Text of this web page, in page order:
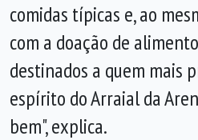
comidas típicas e, ao
com a doação de
destinados a quem mais
espírito do Arraial da
bem", explica.